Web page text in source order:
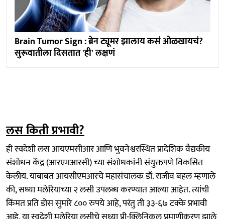
Brain Tumor Sign : ब्रेन ट्यूमर झालाय कसं ओळखायचं?
सुरूवातीला दिसतात 'ही' लक्षणं
लस किती प्रभावी?
ही स्वदेशी लस आयएमसीआर आणि भुवनेश्वरस्थित प्रादेशिक वैद्यकीय
संशोधन केंद्र (आरएमआरसी) च्या संशोधकांनी संयुक्तपणे विकसित
केलीय. याबाबत आयसीएमआरचे महासंचालक डॉ. राजीव बहल म्हणाले
की, सध्या मलेरियाच्या २ लसी उपलब्ध करण्यात आल्या आहेत. त्यांची
किंमत प्रति डोस सुमारे ८०० रुपये आहे, परंतु ती ३३-६७ टक्के प्रभावी